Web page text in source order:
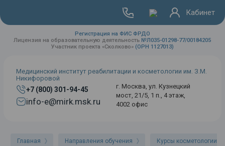
Регистрация на ФИС ФРДО
Лицензия на образовательную деятельность №Л035-01298-77/00184205
Участник проекта «Сколково» (ОРН 1127013)
Медицинский институт реабилитации и косметологии им. З.М.
Никифоровой
+7 (800) 301-94-45
info-e@mirk.msk.ru
г. Москва, ул. Кузнецкий
мост, 21/5, 1 п., 4 этаж,
4002 офис
Кабинет
Главная Направления обучения Курсы косметологии